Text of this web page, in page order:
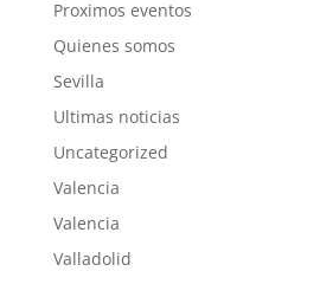
Proximos eventos
Quienes somos
Sevilla
Ultimas noticias
Uncategorized
Valencia
Valencia
Valladolid